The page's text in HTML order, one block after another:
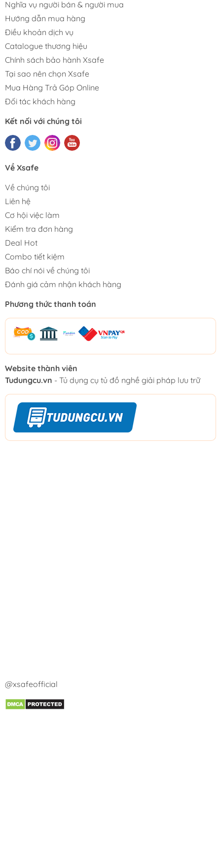
Nghĩa vụ người bán & người mua
Hướng dẫn mua hàng
Điều khoản dịch vụ
Catalogue thương hiệu
Chính sách bảo hành Xsafe
Tại sao nên chọn Xsafe
Mua Hàng Trả Góp Online
Đối tác khách hàng
Kết nối với chúng tôi
Về Xsafe
Về chúng tôi
Liên hệ
Cơ hội việc làm
Kiểm tra đơn hàng
Deal Hot
Combo tiết kiệm
Báo chí nói về chúng tôi
Đánh giá cảm nhận khách hàng
Phương thức thanh toán
Website thành viên
Tudungcu.vn - Tủ dụng cụ tủ đồ nghề giải pháp lưu trữ
@xsafeofficial